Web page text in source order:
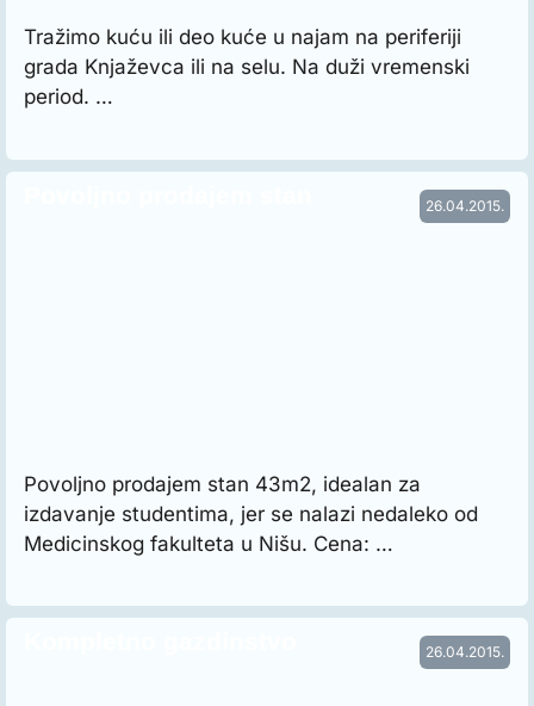
Tražimo kuću ili deo kuće u najam na periferiji
grada Knjaževca ili na selu. Na duži vremenski
period. …
26.04.2015.
Povoljno prodajem stan 43m2, idealan za
izdavanje studentima, jer se nalazi nedaleko od
Medicinskog fakulteta u Nišu. Cena: …
26.04.2015.